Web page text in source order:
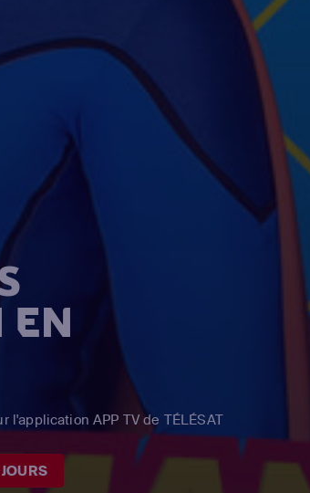
EN
APP TV de TÉLÉSAT